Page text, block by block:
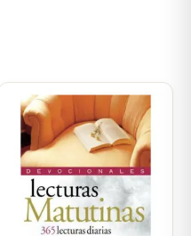
price
was:
$59.300.
Current
price
is:
$56.335.